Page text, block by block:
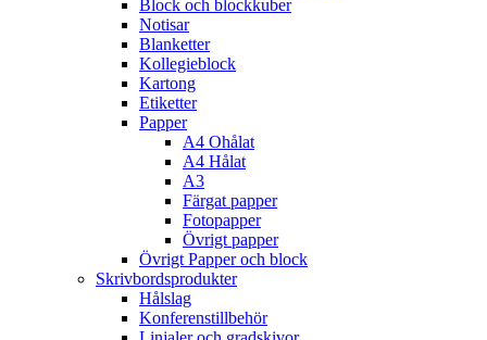
Block och blockkuber
Notisar
Blanketter
Kollegieblock
Kartong
Etiketter
Papper
A4 Ohålat
A4 Hålat
A3
Färgat papper
Fotopapper
Övrigt papper
Övrigt Papper och block
Skrivbordsprodukter
Hålslag
Konferenstillbehör